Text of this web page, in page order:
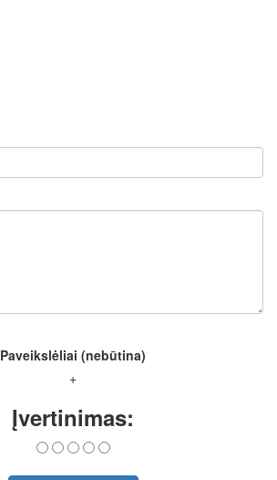
Paveikslėliai (nebūtina)
+
Įvertinimas: